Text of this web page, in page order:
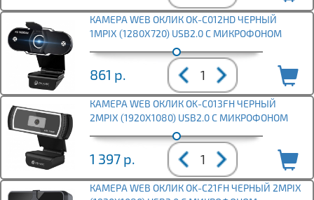
КАМЕРА WEB ОКЛИК OK-C012HD ЧЕРНЫЙ
1MPIX (1280X720) USB2.0 С МИКРОФОНОМ
861 р.
КАМЕРА WEB ОКЛИК OK-C013FH ЧЕРНЫЙ
2MPIX (1920X1080) USB2.0 С МИКРОФОНОМ
1 397 р.
КАМЕРА WEB ОКЛИК OK-C21FH ЧЕРНЫЙ 2MPIX